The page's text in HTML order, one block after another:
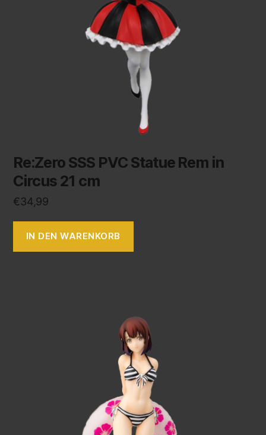
Re:Zero SSS PVC Statue Rem in
Circus 21 cm
€34,99
IN DEN WARENKORB